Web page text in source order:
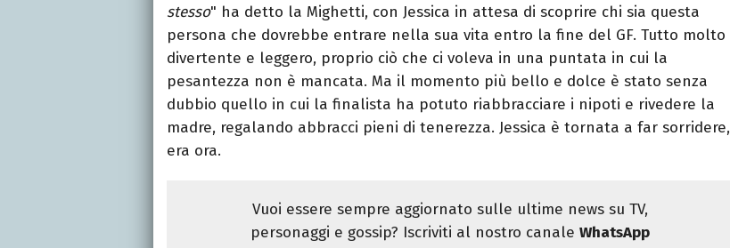
stesso" ha detto la Mighetti, con Jessica in attesa di scoprire chi sia questa
persona che dovrebbe entrare nella sua vita entro la fine del GF. Tutto molto
divertente e leggero, proprio ciò che ci voleva in una puntata in cui la
pesantezza non è mancata. Ma il momento più bello e dolce è stato senza
dubbio quello in cui la finalista ha potuto riabbracciare i nipoti e rivedere la
madre, regalando abbracci pieni di tenerezza. Jessica è tornata a far sorridere,
era ora.
Vuoi essere sempre aggiornato sulle ultime news su TV,
personaggi e gossip? Iscriviti al nostro canaleWhatsApp